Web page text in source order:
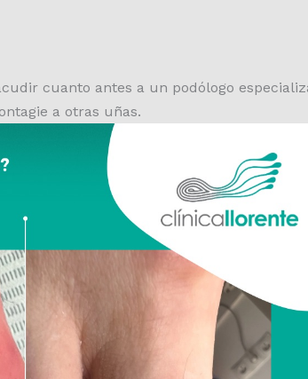
cuanto antes a un podólogo
a otras uñas.